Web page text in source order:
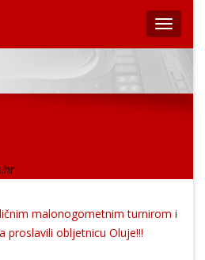
malonogometnim turnirom i
proslavili obljetnicu Oluje!!!